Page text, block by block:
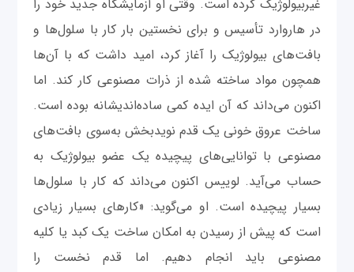
غیربیولوژیک کرده است. وقتی او آزمایشگاه جدید خود را
در هاروارد تأسیس و برای نخستین بار کار با سلول‌ها و
بافت‌های بیولوژیک را آغاز کرد، امید داشت که با آن‌ها
همچون مواد ساخته‌ شده از ذرات مصنوعی کار کند. اما
اکنون می‌داند که آن ایده کمی ساده‌اندیشانه بوده است.
ساخت عروق خونی یک قدم نویدبخش به‌سوی بافت‌های
مصنوعی با توانایی‌های پیچیده یک عضو بیولوژیک به
حساب می‌آید. لوییس اکنون می‌داند که کار با سلول‌ها
بسیار پیچیده است. او می‌گوید: «کارهای بسیار زیادی
است که پیش از رسیدن به امکان ساخت یک کبد یا کلیه
مصنوعی باید انجام دهیم. اما قدم نخست را